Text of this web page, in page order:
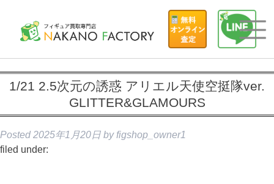
1/21 2.5次元の誘惑 アリエル天使空挺隊ver.
GLITTER&GLAMOURS
Posted 2025年1月20日 by figshop_owner1
filed under: